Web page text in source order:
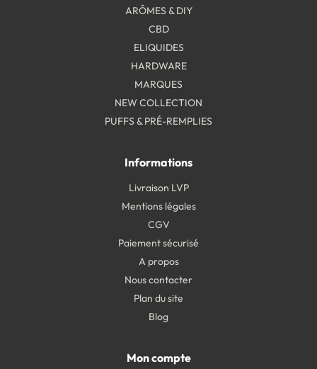
ARÔMES & DIY
CBD
ELIQUIDES
HARDWARE
MARQUES
NEW COLLECTION
PUFFS & PRÉ-REMPLIES
Informations
Livraison LVP
Mentions légales
CGV
Paiement sécurisé
A propos
Nous contacter
Plan du site
Blog
Mon compte